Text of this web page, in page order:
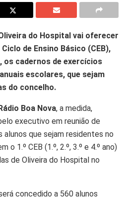
do Hospital vai oferecer
de Ensino Básico (CEB),
os cadernos de exercícios
escolares, que sejam
do concelho.
Boa Nova, a medida,
executivo em reunião de
alunos que sejam residentes no
1.º CEB (1.º, 2.º, 3.º e 4.º ano)
de Oliveira do Hospital no
concedido a 560 alunos